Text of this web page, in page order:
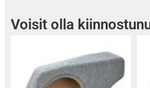
Voisit olla